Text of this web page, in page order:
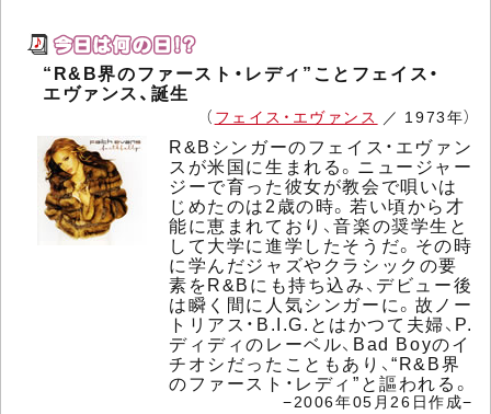
“R&B界のファースト・レディ”ことフェイス・
エヴァンス、誕生
（ フェイス・エヴァンス ／ 1973年）
R&Bシンガーのフェイス・エヴァン
スが米国に生まれる。ニュージャー
ジーで育った彼女が教会で唄いは
じめたのは2歳の時。若い頃から才
能に恵まれており、音楽の奨学生と
して大学に進学したそうだ。その時
に学んだジャズやクラシックの要
素をR&Bにも持ち込み、デビュー後
は瞬く間に人気シンガーに。故ノー
トリアス・B.I.G.とはかつて夫婦、P.
ディディのレーベル、Bad Boyのイ
チオシだったこともあり、“R&B界
のファースト・レディ”と謳われる。
−2006年05月26日作成−